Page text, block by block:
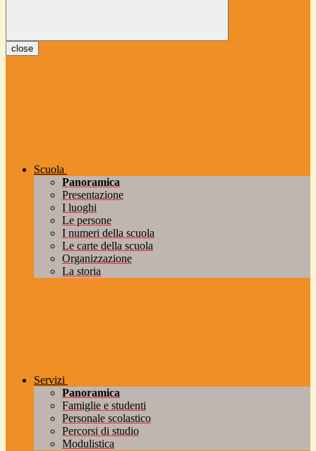
close
Scuola
Panoramica
Presentazione
I luoghi
Le persone
I numeri della scuola
Le carte della scuola
Organizzazione
La storia
Servizi
Panoramica
Famiglie e studenti
Personale scolastico
Percorsi di studio
Modulistica